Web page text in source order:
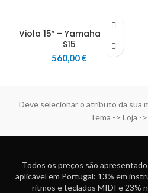
Viola 15″ – Yamaha VA5
S15
560,00€
Deve selecionar o atributo da sua
Tema -> Loja -
Todos os preços são
aplicável em Portugal: 13% em
ritmos e teclados MIDI e 23%